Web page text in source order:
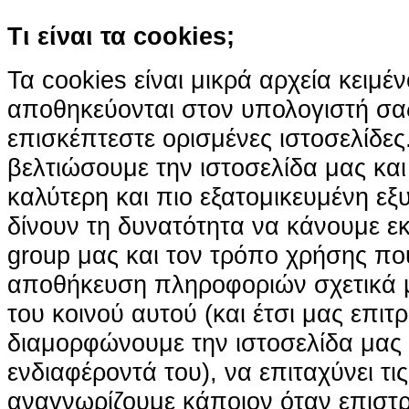
Τι είναι τα cookies;
Τα cookies είναι μικρά αρχεία
αποθηκεύονται στον υπολογιστή
επισκέπτεστε ορισμένες
βελτιώσουμε την ιστοσελίδα μας
καλύτερη και πιο εξατομικευμένη
δίνουν τη δυνατότητα να κάνουμε
group μας και τον τρόπο χρήσης
αποθήκευση πληροφοριών σχετικά
του κοινού αυτού (και έτσι μας
διαμορφώνουμε την ιστοσελίδα
ενδιαφέροντά του), να επιταχύνει
αναγνωρίζουμε κάποιον όταν